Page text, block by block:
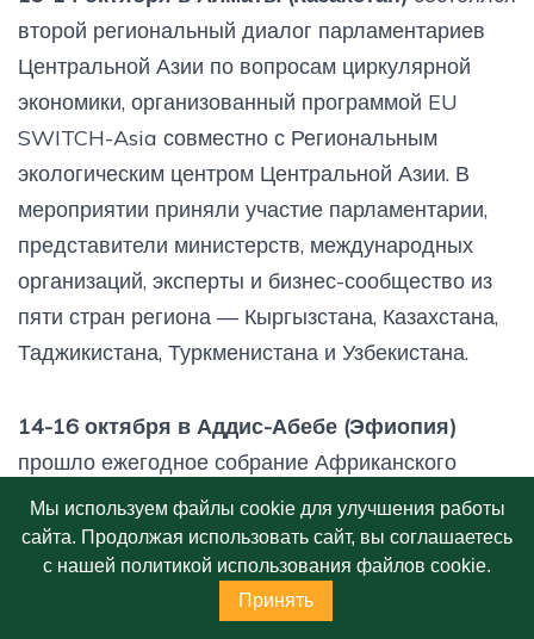
второй региональный диалог парламентариев
Центральной Азии по вопросам циркулярной
экономики, организованный программой EU
SWITCH-Asia совместно с Региональным
экологическим центром Центральной Азии. В
мероприятии приняли участие парламентарии,
представители министерств, международных
организаций, эксперты и бизнес-сообщество из
пяти стран региона — Кыргызстана, Казахстана,
Таджикистана, Туркменистана и Узбекистана.
14-16 октября в Аддис-Абебе (Эфиопия)
прошло ежегодное собрание Африканского
альянса циркулярной экономики. Альянс
расширился до 21 страны-члена, приветствовав
пять новых участников: Кению, Мадагаскар,
Зимбабве, Сейшельские острова и
Мы используем файлы cookie для улучшения работы
сайта. Продолжая использовать сайт, вы соглашаетесь
с нашей политикой использования файлов cookie.
Принять